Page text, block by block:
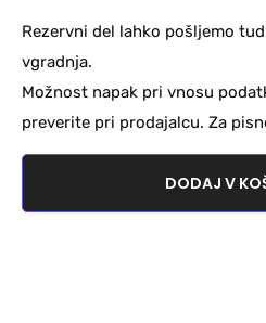
Rezervni del lahko pošljemo
vgradnja.
Možnost napak pri vnosu
preverite pri prodajalcu. Za
DODAJ V